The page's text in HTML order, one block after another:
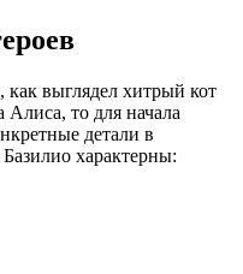
выглядел хитрый кот
то для начала
детали в
характерны: